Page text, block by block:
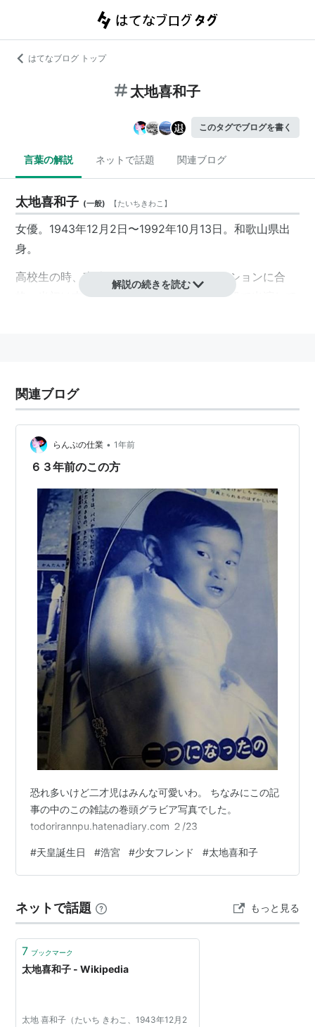
はてなブログ トップ
太地喜和子
このタグでブログを書く
言葉の解説 ネットで話題 関連ブログ
太地喜和子 (一般) 【たいちきわこ 】
女優。1943年12月2日〜1992年10月13日。和歌山県出
身。
高校生の時、東映ニューフェイスオーディションに合
格。当初は志村妙子という芸名で映画に端役で出演して
舞台女優として『欲望という名の電車』、『唐人お吉』
などで活躍。文学座の大女優・杉村春子の後継者として
の期待が高まり、実力派として君臨したが、1992年、
海に車が転落する事故により他界した。享年48。
解説の続きを読む
関連ブログ
らんぷの仕業 • 1年前
６３年前のこの方
恐れ多いけど二才児はみんな可愛いわ。 ちなみにこの記
事の中のこの雑誌の巻頭グラビア写真でした。
todorirannpu.hatenadiary.com ２/23
#天皇誕生日 #浩宮 #少女フレンド #太地喜和子
ネットで話題 もっと見る
7 ブックマーク
太地喜和子 - Wikipedia
太地 喜和子（たいち きわこ、1943年12月2